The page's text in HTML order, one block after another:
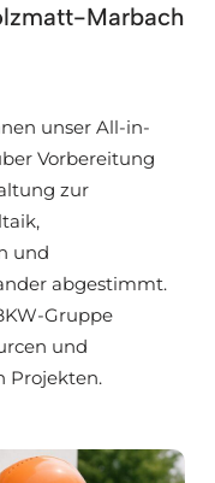
Marbach
unser All-in-
Vorbereitung
zur
und
abgestimmt.
Gruppe
und
Projekten.